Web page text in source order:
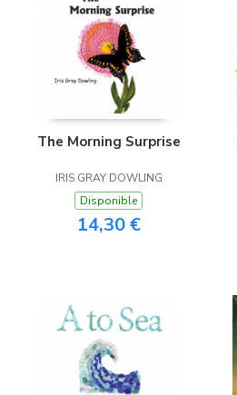
The Morning Surprise
IRIS GRAY DOWLING
Disponible
14,30 €